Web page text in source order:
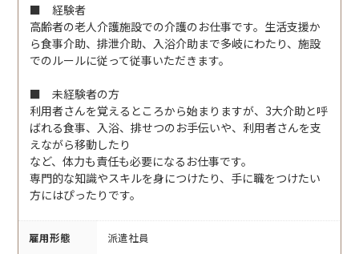
■ 経験者
高齢者の老人介護施設での介護のお仕事です。生活支援か
ら食事介助、排泄介助、入浴介助まで多岐にわたり、施設
でのルールに従って従事いただきます。
■ 未経験者の方
利用者さんを覚えるところから始まりますが、3大介助と呼
ばれる食事、入浴、排せつのお手伝いや、利用者さんを支
えながら移動したり
など、体力も責任も必要になるお仕事です。
専門的な知識やスキルを身につけたり、手に職をつけたい
方にはぴったりです。
雇用形態 派遣社員